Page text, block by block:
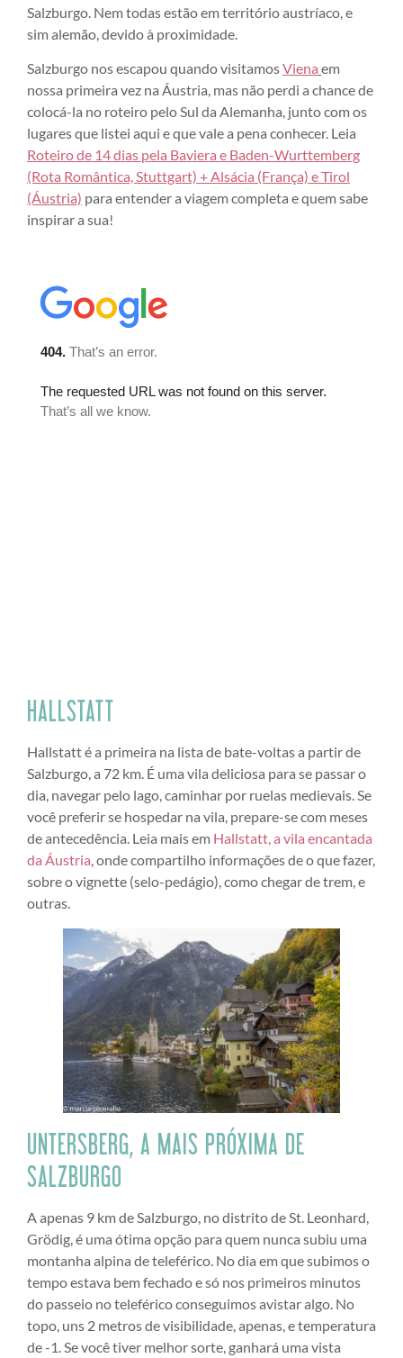
Salzburgo. Nem todas estão em território austríaco, e
sim alemão, devido à proximidade.
Salzburgo nos escapou quando visitamosViena em
nossa primeira vez na Áustria, mas não perdi a chance de
colocá-la no roteiro pelo Sul da Alemanha, junto com os
lugares que listei aqui e que vale a pena conhecer. Leia
Roteiro de 14 dias pela Baviera e Baden-Wurttemberg
(Rota Romântica, Stuttgart) + Alsácia (França) e Tirol
(Áustria) para entender a viagem completa e quem sabe
inspirar a sua!
HALLSTATT
Hallstatt é a primeira na lista de bate-voltas a partir de
Salzburgo, a 72 km. É uma vila deliciosa para se passar o
dia, navegar pelo lago, caminhar por ruelas medievais. Se
você preferir se hospedar na vila, prepare-se com meses
de antecedência. Leia mais em Hallstatt, a vila encantada
da Áustria , onde compartilho informações de o que fazer,
sobre o vignette (selo-pedágio), como chegar de trem, e
outras.
UNTERSBERG, A MAIS PRÓXIMA DE
SALZBURGO
A apenas 9 km de Salzburgo, no distrito de St. Leonhard,
Grödig, é uma ótima opção para quem nunca subiu uma
montanha alpina de teleférico. No dia em que subimos o
tempo estava bem fechado e só nos primeiros minutos
do passeio no teleférico conseguimos avistar algo. No
topo, uns 2 metros de visibilidade, apenas, e temperatura
de -1. Se você tiver melhor sorte, ganhará uma vista